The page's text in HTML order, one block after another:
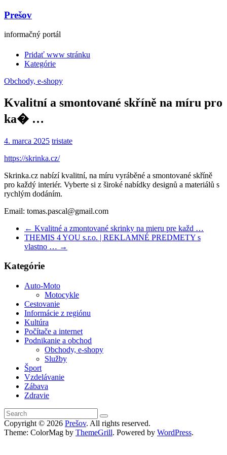
Prešov
informačný portál
Pridať www stránku
Kategórie
Obchody, e-shopy
Kvalitní a smontované skříně na míru pro
ka� …
4. marca 2025 tristate
https://skrinka.cz/
Skrinka.cz nabízí kvalitní, na míru vyráběné a smontované skříně
pro každý interiér. Vyberte si z široké nabídky designů a materiálů s
rychlým dodáním.
Email: tomas.pascal@gmail.com
← Kvalitné a zmontované skrinky na mieru pre každ …
THEMIS 4 YOU s.r.o. | REKLAMNÉ PREDMETY s
vlastno … →
Kategórie
Auto-Moto
Motocykle
Cestovanie
Informácie z regiónu
Kultúra
Počítače a internet
Podnikanie a obchod
Obchody, e-shopy
Služby
Šport
Vzdelávanie
Zábava
Zdravie
Copyright © 2026 Prešov. All rights reserved.
Theme: ColorMag by ThemeGrill. Powered by WordPress.